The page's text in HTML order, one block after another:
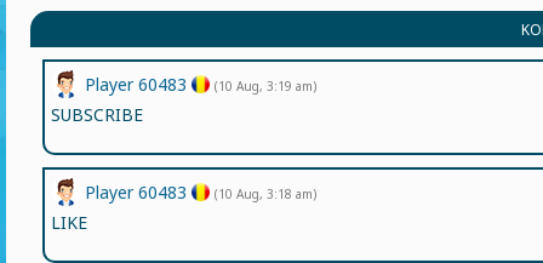
Player 60483 (10 Aug, 3:18 am)
LIKE
Player 60483 (10 Aug, 3:19 am)
SUBSCRIBE